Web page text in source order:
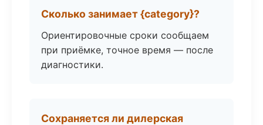
Сколько занимает {category}?
Ориентировочные сроки сообщаем
при приёмке, точное время — после
диагностики.
Сохраняется ли дилерская